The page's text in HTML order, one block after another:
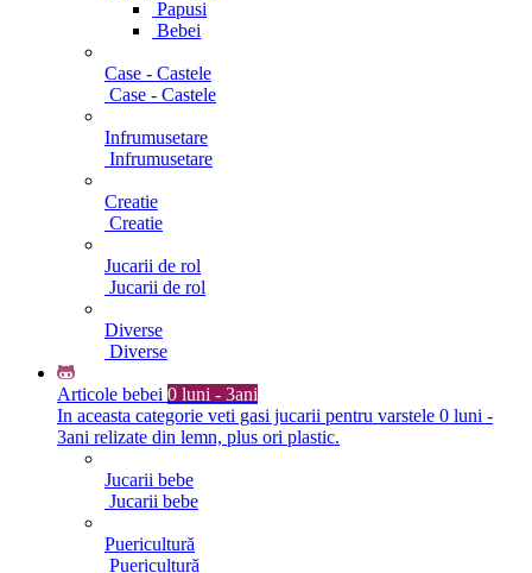
Papusi
Bebei
Case - Castele
Case - Castele
Infrumusetare
Infrumusetare
Creatie
Creatie
Jucarii de rol
Jucarii de rol
Diverse
Diverse
Articole bebei 0 luni - 3ani
In aceasta categorie veti gasi jucarii pentru varstele 0 luni -
3ani relizate din lemn, plus ori plastic.
Jucarii bebe
Jucarii bebe
Puericultură
Puericultură